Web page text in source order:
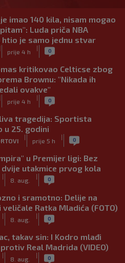
imao 140 kila, nisam mogao
Luda priča NBA
htio je samo jednu stvar
prije 4 h
| 0
kritikovao Celticse zbog
Brownu: "Nikada ih
ovakve"
prije 4 h
| 0
tragedija: Sportista
u 25. godini
|
prije 5 h
| 0
u Premijer ligi: Bez
utakmice prvog kola
|
8. aug.
| 0
i sramotno: Delije na
veličale Ratka Mladića (FOTO)
|
8. aug.
| 0
takav sin: I Kodro mlađi
Real Madrida (VIDEO)
|
8. aug.
| 0